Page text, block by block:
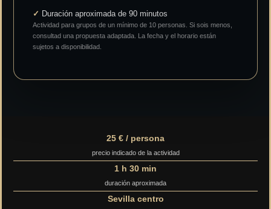
✓ Duración aproximada de 90 minutos
Actividad para grupos de un mínimo de 10 personas. Si sois menos,
consultad una propuesta adaptada. La fecha y el horario están
sujetos a disponibilidad.
25 € / persona
precio indicado de la actividad
1 h 30 min
duración aproximada
Sevilla centro